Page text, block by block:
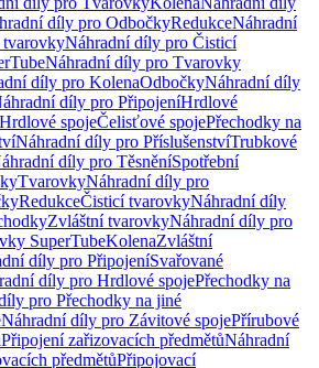
díly pro OdbočkyRedukceNáhradní
Náhradní díly pro Čisticí
Náhradní díly pro Tvarovky
díly pro KolenaOdbočkyNáhradní díly
díly pro PřipojeníHrdlové
spojeČelisťové spojePřechodky na
Náhradní díly pro PříslušenstvíTrubkové
díly pro TěsněníSpotřební
TvarovkyNáhradní díly pro
RedukceČisticí tvarovkyNáhradní díly
Zvláštní tvarovkyNáhradní díly pro
SuperTubeKolenaZvláštní
díly pro PřipojeníSvařované
díly pro Hrdlové spojePřechodky na
pro Přechodky na jiné
Náhradní díly pro Závitové spojePřírubové
Připojení zařizovacích předmětůNáhradní
předmětůPřipojovací